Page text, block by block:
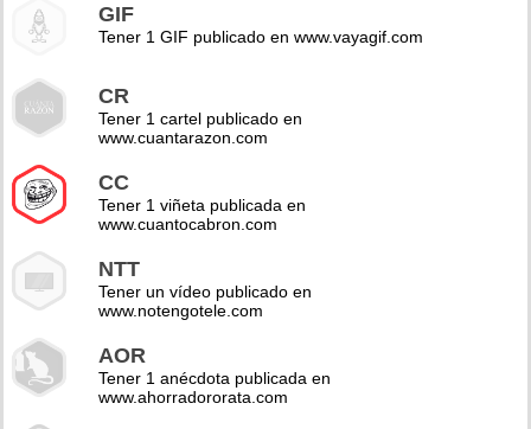
GIF
Tener 1 GIF publicado en www.vayagif.com
CR
Tener 1 cartel publicado en
www.cuantarazon.com
CC
Tener 1 viñeta publicada en
www.cuantocabron.com
NTT
Tener un vídeo publicado en
www.notengotele.com
AOR
Tener 1 anécdota publicada en
www.ahorradororata.com